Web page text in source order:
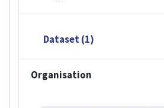
Dataset (1)
Organisation